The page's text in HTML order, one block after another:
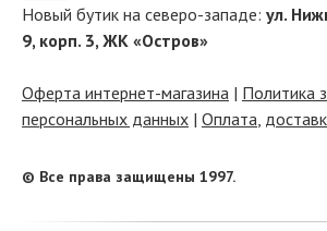
Новый бутик на северо-западе: ул.
9, корп. 3, ЖК «Остров»
Оферта интернет-магазина | Политика
персональных данных | Оплата
© Все права защищены 1997.